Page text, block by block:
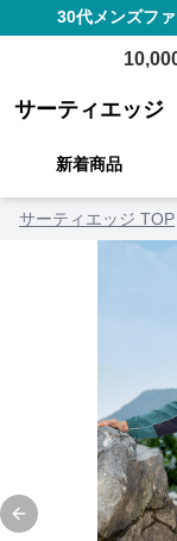
30代メンズフ
サーティエッジ
新着商品
サーティエッジ TOP
Previous slide